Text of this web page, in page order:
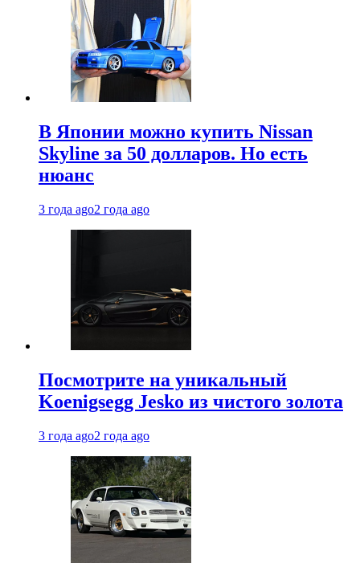
В Японии можно купить Nissan
Skyline за 50 долларов. Но есть
нюанс
3 года ago2 года ago
Посмотрите на уникальный
Koenigsegg Jesko из чистого золота
3 года ago2 года ago